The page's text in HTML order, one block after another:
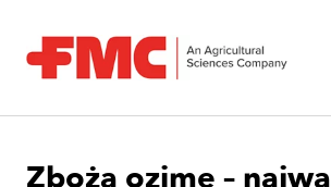
Zboża ozime –